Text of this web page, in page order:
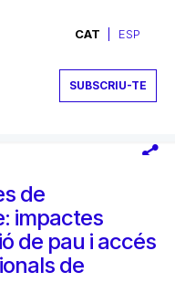
CAT ESP
SUBSCRIU-TE
de
impactes
de pau i accés
de